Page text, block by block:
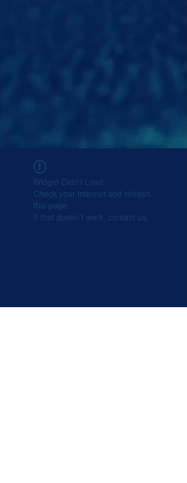
Widget Didn’t Load
Check your internet and refresh
this page.
If that doesn’t work, contact us.